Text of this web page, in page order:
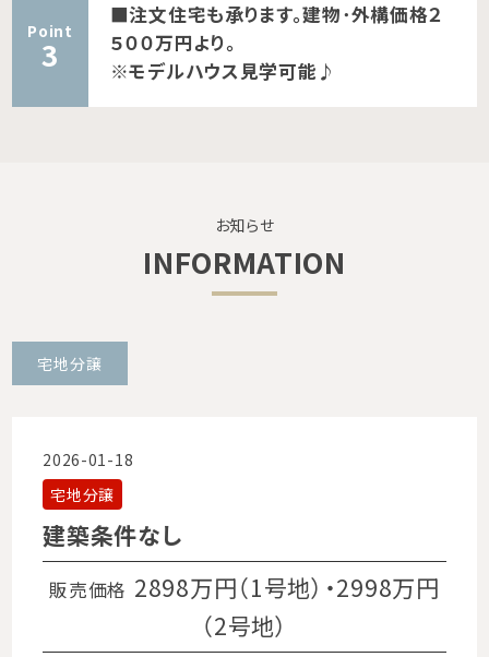
Point
■注文住宅も承ります。建物･外構価格２
５００万円より。
※モデルハウス見学可能♪
お知らせ
INFORMATION
宅地分譲
2026-01-18
宅地分譲
建築条件なし
販売価格 2898万円（1号地）・2998万円
（2号地）